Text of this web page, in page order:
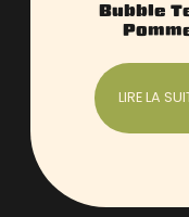
Bubble
LIRE LA